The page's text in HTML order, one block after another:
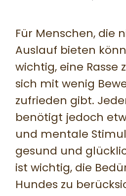
Für Menschen, die
Auslauf bieten
wichtig, eine Rasse
sich mit wenig
zufrieden gibt.
benötigt jedoch
und mentale
gesund und
ist wichtig, die
Hundes zu